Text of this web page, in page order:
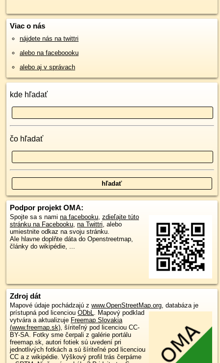
Viac o nás
nájdete nás na twittri
alebo na faceboooku
alebo aj v správach
kde hľadať
čo hľadať
Podpor projekt OMA:
Spojte sa s nami na facebooku, zdieľajte túto
stránku na Facebooku, na Twittri, alebo
umiestnite odkaz na svoju stránku.
Ale hlavne doplňte dáta do Openstreetmap,
články do wikipédie, ...
Zdroj dát
Mapové údaje pochádzajú z www.OpenStreetMap.org, databáza je
prístupná pod licenciou ODbL. Mapový podklad
vytvára a aktualizuje Freemap Slovakia
(www.freemap.sk), šíriteľný pod licenciou CC-
BY-SA. Fotky sme čerpali z galérie portálu
freemap.sk, autori fotiek sú uvedení pri
jednotlivých fotkách a sú šíriteľné pod licenciou
CC a z wikipédie. Výškový profil trás čerpáme